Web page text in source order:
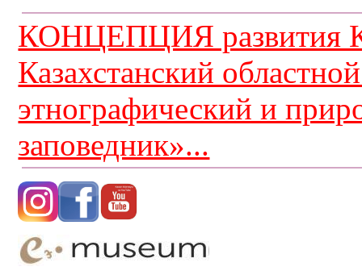
КОНЦЕПЦИЯ развития
Казахстанский
этнографический и
заповедник»...